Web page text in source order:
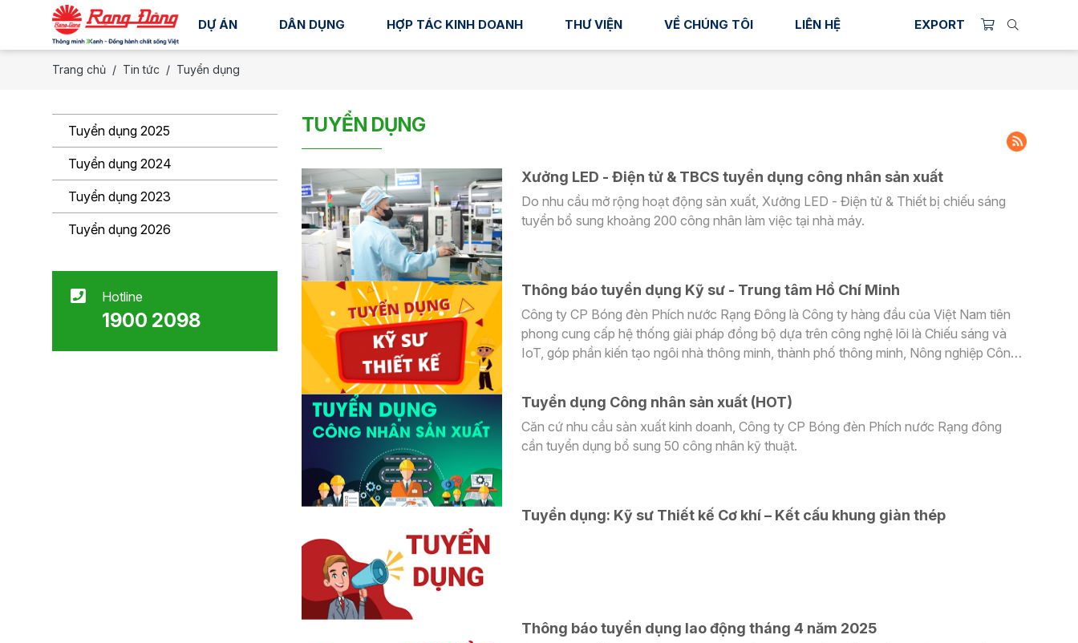
DỰ ÁN DÂN DỤNG HỢP TÁC KINH DOANH THƯ VIỆN VỀ CHÚNG TÔI LIÊN HỆ EXPORT
Trang chủ Tin tức Tuyển dụng
TUYỂN DỤNG
Xưởng LED - Điện tử & TBCS tuyển dụng công nhân sản xuất
Do nhu cầu mở rộng hoạt động sản xuất, Xưởng LED - Điện tử & Thiết bị chiếu sáng
tuyển bổ sung khoảng 200 công nhân làm việc tại nhà máy.
Thông báo tuyển dụng Kỹ sư - Trung tâm Hồ Chí Minh
Công ty CP Bóng đèn Phích nước Rạng Đông là Công ty hàng đầu của Việt Nam tiên
phong cung cấp hệ thống giải pháp đồng bộ dựa trên công nghệ lõi là Chiếu sáng và
IoT, góp phần kiến tạo ngôi nhà thông minh, thành phố thông minh, Nông nghiệp Công
thông minh - hạnh phúc - thân thiện môi trường
Tuyển dụng Công nhân sản xuất (HOT)
Căn cứ nhu cầu sản xuất kinh doanh, Công ty CP Bóng đèn Phích nước Rạng đông
cần tuyển dụng bổ sung 50 công nhân kỹ thuật.
Tuyển dụng: Kỹ sư Thiết kế Cơ khí – Kết cấu khung giàn thép
Thông báo tuyển dụng lao động tháng 4 năm 2025
Tuyển dụng 2025
Tuyển dụng 2024
Tuyển dụng 2023
Tuyển dụng 2026
Hotline
1900 2098